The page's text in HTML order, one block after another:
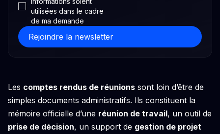
utilisées dans le cadre
de ma demande
Les comptes rendus de réunions sont loin d’être de
simples documents administratifs. Ils constituent la
mémoire officielle d’une réunion de travail, un outil de
prise de décision, un support de gestion de projet